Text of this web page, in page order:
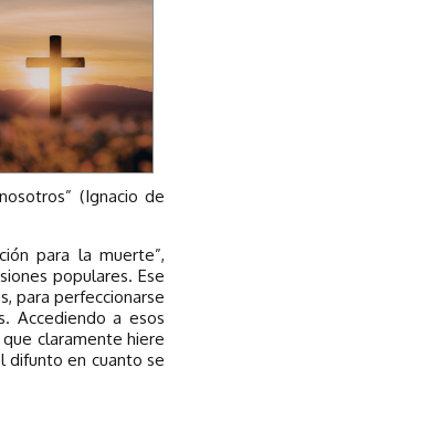
(Ignacio de
para la muerte”,
populares. Ese
para perfeccionarse
Accediendo a esos
claramente hiere
difunto en cuanto se